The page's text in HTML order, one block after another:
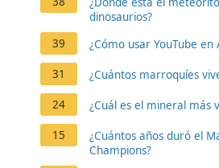
dinosaurios?
39
¿Cómo usar YouTube en
31 ¿Cuántos marroquíes
24 ¿Cuál es el mineral más
15
¿Cuántos años duró el
Champions?